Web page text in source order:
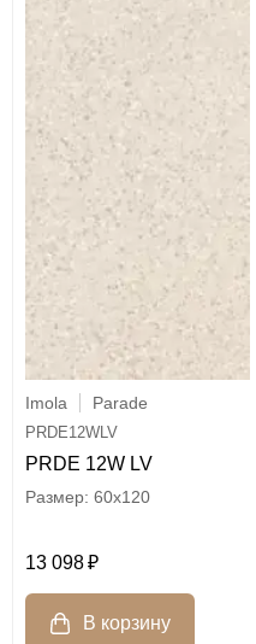
Imola Parade
PRDE12WLV
PRDE 12W LV
60x120
13 098